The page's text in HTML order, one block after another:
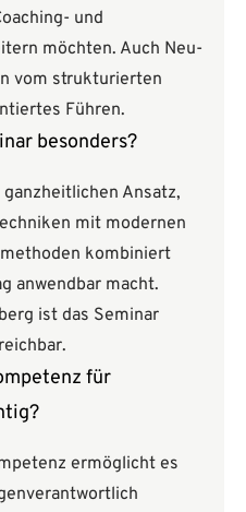
und
möchten. Auch Neu-
vom strukturierten
Führen.
besonders?
Ansatz,
mit modernen
kombiniert
anwendbar macht.
ist das Seminar
für
ermöglicht es